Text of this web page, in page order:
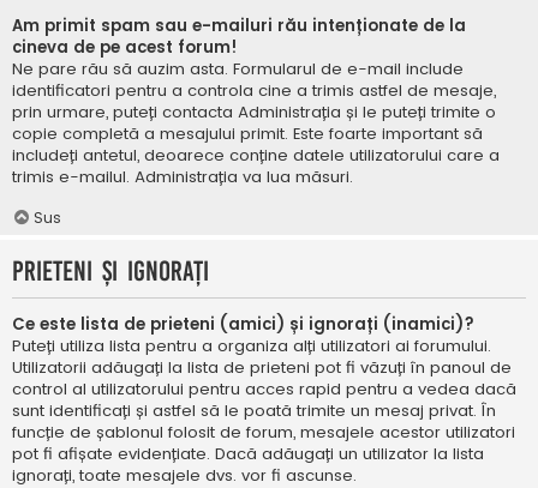
Am primit spam sau e-mailuri rău intenționate de la
cineva de pe acest forum!
Ne pare rău să auzim asta. Formularul de e-mail include
identificatori pentru a controla cine a trimis astfel de mesaje,
prin urmare, puteți contacta Administrația și le puteți trimite o
copie completă a mesajului primit. Este foarte important să
includeți antetul, deoarece conține datele utilizatorului care a
trimis e-mailul. Administrația va lua măsuri.
Sus
Prieteni și ignorați
Ce este lista de prieteni (amici) și ignorați (inamici)?
Puteți utiliza lista pentru a organiza alți utilizatori ai forumului.
Utilizatorii adăugați la lista de prieteni pot fi văzuți în panoul de
control al utilizatorului pentru acces rapid pentru a vedea dacă
sunt identificați și astfel să le poată trimite un mesaj privat. În
funcție de șablonul folosit de forum, mesajele acestor utilizatori
pot fi afișate evidențiate. Dacă adăugați un utilizator la lista
ignorați, toate mesajele dvs. vor fi ascunse.